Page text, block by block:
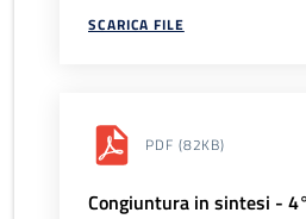
SCARICA FILE
PDF (82KB)
Congiuntura in sintesi -